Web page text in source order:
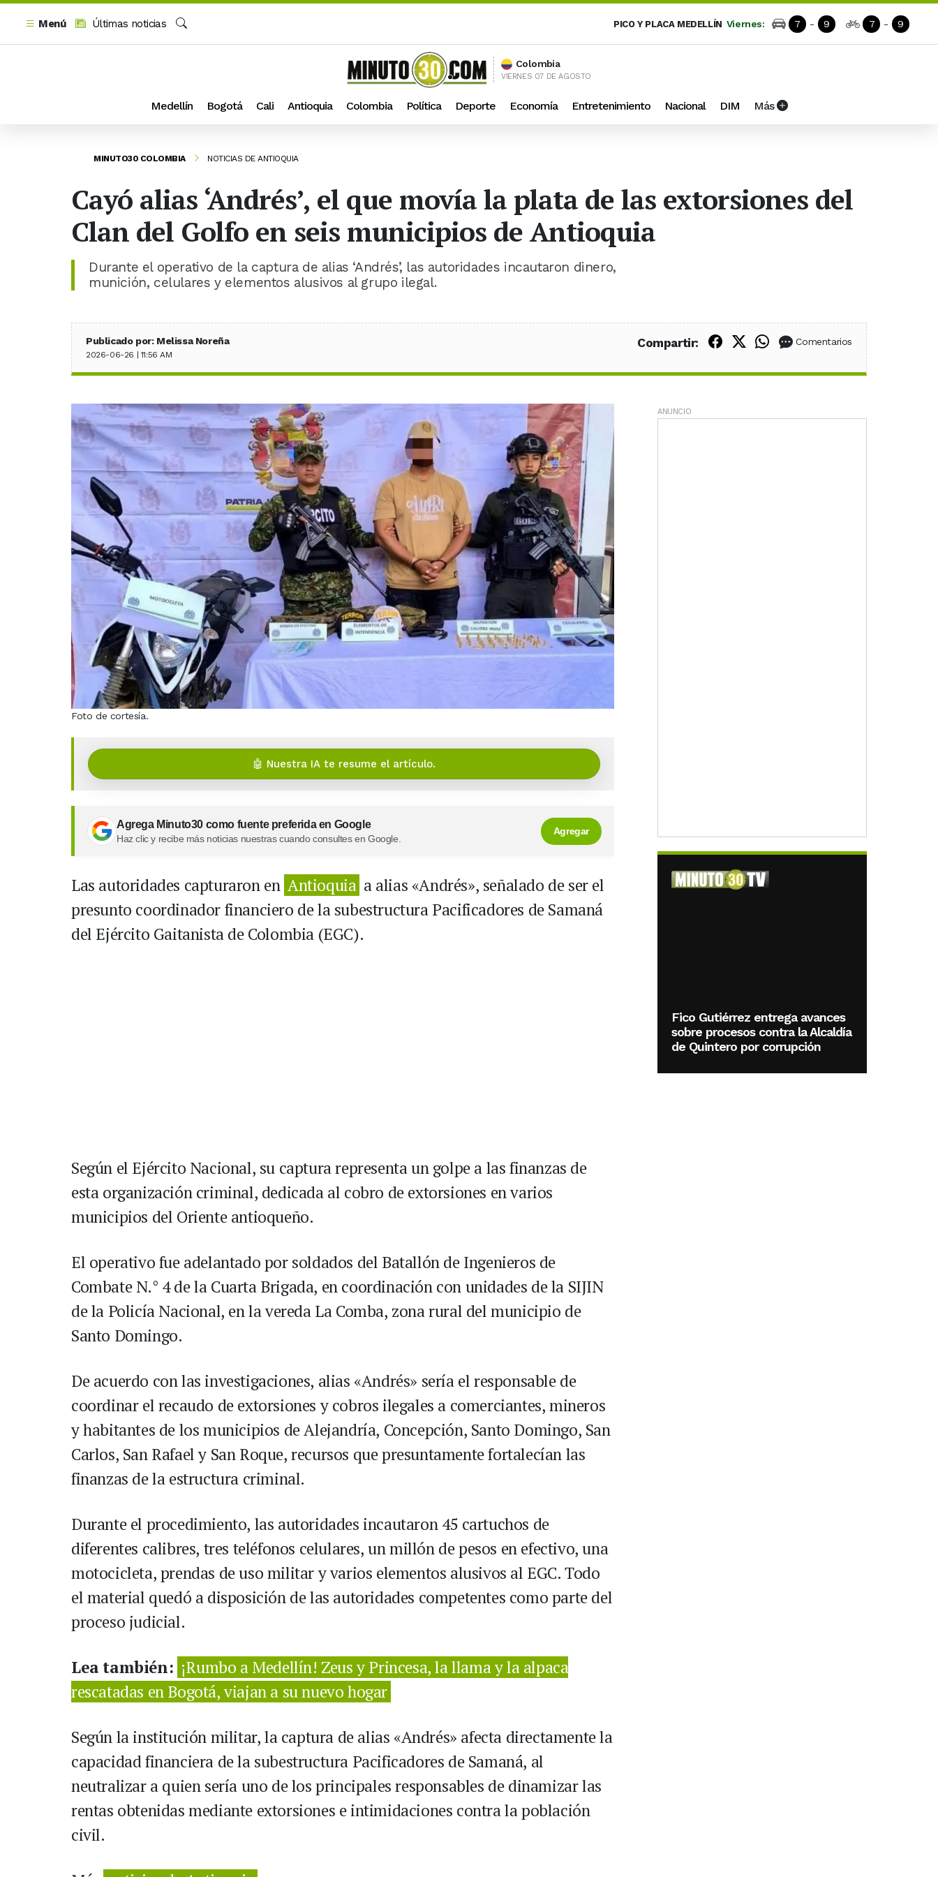
Menú
Últimas noticias
PICO Y PLACA MEDELLÍN Viernes: 7 - 9 7 - 9
Colombia
VIERNES 07 DE AGOSTO
Medellín Bogotá Cali Antioquia Colombia Política Deporte Economía Entretenimiento Nacional DIM Más
MINUTO30 COLOMBIA NOTICIAS DE ANTIOQUIA
Cayó alias ‘Andrés’, el que movía la plata de las extorsiones del
Clan del Golfo en seis municipios de Antioquia
Durante el operativo de la captura de alias ‘Andrés’, las autoridades incautaron dinero,
munición, celulares y elementos alusivos al grupo ilegal.
Publicado por: Melissa Noreña
2026-06-26 | 11:56 AM
Compartir: Compartir en Facebook
Compartir en X (Twitter)
Compartir en WhatsApp
Comentarios
Foto de cortesía.
🤖 Nuestra IA te resume el artículo.
Agrega Minuto30 como fuente preferida en Google
Haz clic y recibe más noticias nuestras cuando consultes en Google.
Agregar
Las autoridades capturaron en Antioquia a alias «Andrés», señalado de ser el
presunto coordinador financiero de la subestructura Pacificadores de Samaná
del Ejército Gaitanista de Colombia (EGC).
Según el Ejército Nacional, su captura representa un golpe a las finanzas de
esta organización criminal, dedicada al cobro de extorsiones en varios
municipios del Oriente antioqueño.
El operativo fue adelantado por soldados del Batallón de Ingenieros de
Combate N.° 4 de la Cuarta Brigada, en coordinación con unidades de la SIJIN
de la Policía Nacional, en la vereda La Comba, zona rural del municipio de
Santo Domingo.
De acuerdo con las investigaciones, alias «Andrés» sería el responsable de
coordinar el recaudo de extorsiones y cobros ilegales a comerciantes, mineros
y habitantes de los municipios de Alejandría, Concepción, Santo Domingo, San
Carlos, San Rafael y San Roque, recursos que presuntamente fortalecían las
finanzas de la estructura criminal.
Durante el procedimiento, las autoridades incautaron 45 cartuchos de
diferentes calibres, tres teléfonos celulares, un millón de pesos en efectivo, una
motocicleta, prendas de uso militar y varios elementos alusivos al EGC. Todo
el material quedó a disposición de las autoridades competentes como parte del
proceso judicial.
Lea también: ¡Rumbo a Medellín! Zeus y Princesa, la llama y la alpaca
rescatadas en Bogotá, viajan a su nuevo hogar
Según la institución militar, la captura de alias «Andrés» afecta directamente la
capacidad financiera de la subestructura Pacificadores de Samaná, al
neutralizar a quien sería uno de los principales responsables de dinamizar las
rentas obtenidas mediante extorsiones e intimidaciones contra la población
civil.
ANUNCIO
Fico Gutiérrez entrega avances
sobre procesos contra la Alcaldía
de Quintero por corrupción